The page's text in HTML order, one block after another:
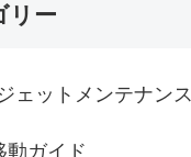
リー
ェットメンテナンス
動ガイド